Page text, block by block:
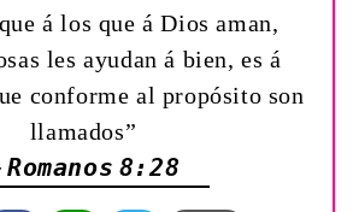
á los que á Dios aman,
les ayudan á bien, es á
conforme al propósito son
llamados”
Romanos 8:28